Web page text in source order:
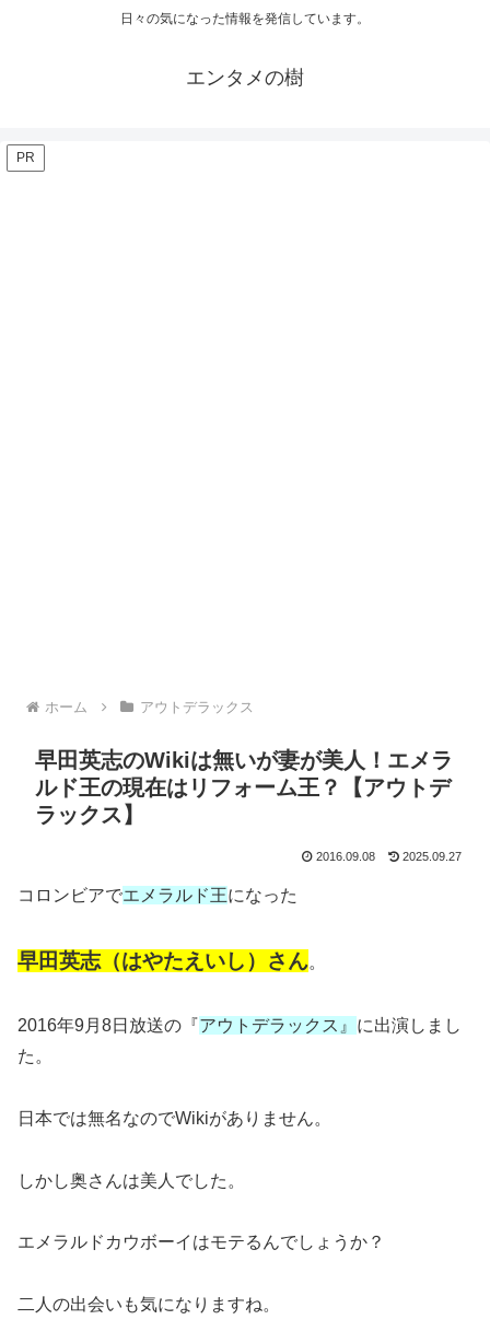
日々の気になった情報を発信しています。
エンタメの樹
PR
ホーム アウトデラックス
早田英志のWikiは無いが妻が美人！エメラ
ルド王の現在はリフォーム王？【アウトデ
ラックス】
2016.09.08 2025.09.27
コロンビアでエメラルド王になった
早田英志（はやたえいし）さん。
2016年9月8日放送の『アウトデラックス』 に出演しまし
た。
日本では無名なのでWikiがありません。
しかし奥さんは美人でした。
エメラルドカウボーイはモテるんでしょうか？
二人の出会いも気になりますね。